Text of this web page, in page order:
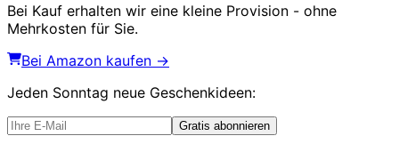
Bei Kauf erhalten wir eine kleine Provision - ohne
Mehrkosten für Sie.
Bei Amazon kaufen →
Jeden Sonntag neue Geschenkideen:
Gratis abonnieren